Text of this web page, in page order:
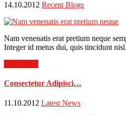
14.10.2012 Recent Blogs
Nam venenatis erat pretium neque
Integer id metus dui, quis tincidunt
Consectetur Adipisci…
11.10.2012 Latest News